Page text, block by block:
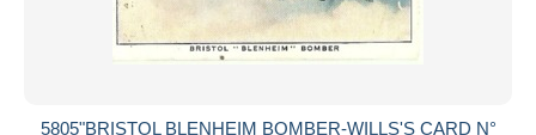
5805"BRISTOL BLENHEIM BOMBER-WILLS'S CARD N°